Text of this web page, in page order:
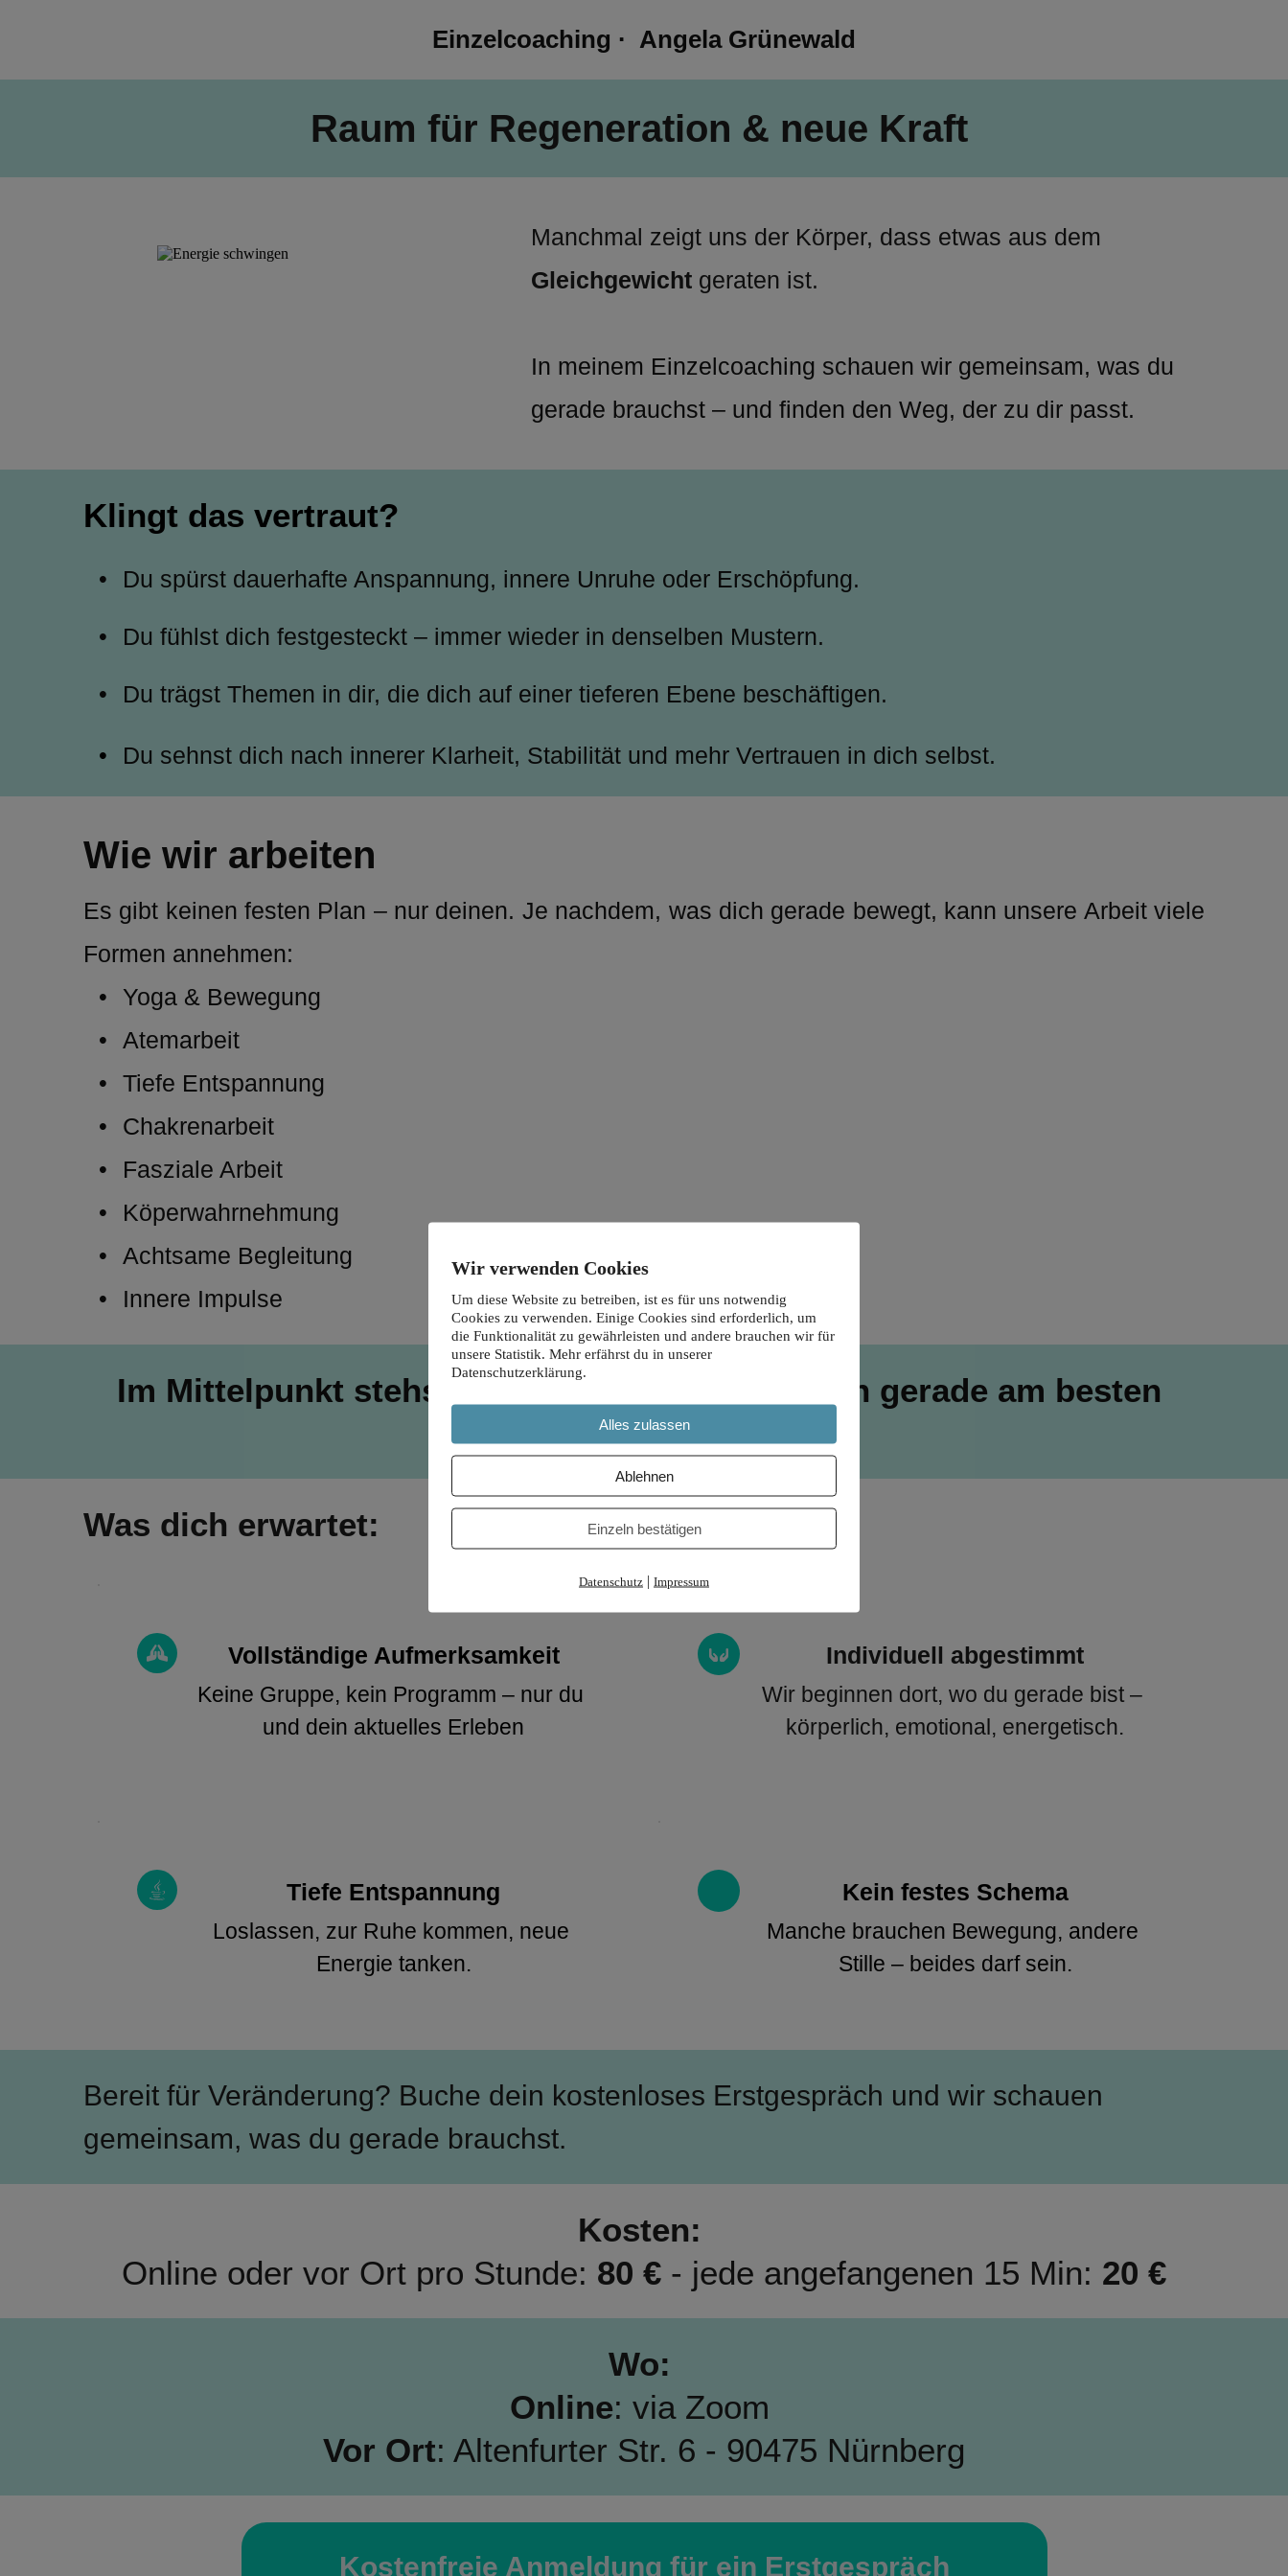
Einzelcoaching ·  Angela Grünewald
Raum für Regeneration & neue Kraft
Gleichgewicht geraten ist.
In meinem Einzelcoaching schauen wir gemeinsam, was du
gerade brauchst – und finden den Weg, der zu dir passt.
Klingt das vertraut?
Du spürst dauerhafte Anspannung, innere Unruhe oder Erschöpfung.
Du fühlst dich festgesteckt – immer wieder in denselben Mustern.
Du trägst Themen in dir, die dich auf einer tieferen Ebene beschäftigen.
Du sehnst dich nach innerer Klarheit, Stabilität und mehr Vertrauen in dich selbst.
Wie wir arbeiten
Es gibt keinen festen Plan – nur deinen. Je nachdem, was dich gerade bewegt, kann unsere Arbeit viele
Formen annehmen:
Yoga & Bewegung
Atemarbeit
Tiefe Entspannung
Chakrenarbeit
Fasziale Arbeit
Köperwahrnehmung
Achtsame Begleitung
Innere Impulse
Im Mittelpunkt stehst immer du & das, was dich gerade am besten
trägt.
Was dich erwartet:
Vollständige Aufmerksamkeit
Keine Gruppe, kein Programm – nur du
und dein aktuelles Erleben
Individuell abgestimmt
Wir beginnen dort, wo du gerade bist –
körperlich, emotional, energetisch.
Tiefe Entspannung
Loslassen, zur Ruhe kommen, neue
Energie tanken.
Kein festes Schema
Manche brauchen Bewegung, andere
Stille – beides darf sein.
Bereit für Veränderung? Buche dein kostenloses Erstgespräch und wir schauen
gemeinsam, was du gerade brauchst.
Kosten:
Online oder vor Ort pro Stunde: 80 € - jede angefangenen 15 Min: 20 €
Wo:
Online: via Zoom
Vor Ort: Altenfurter Str. 6 - 90475 Nürnberg
Kostenfreie Anmeldung für ein Erstgespräch
Wir verwenden Cookies
Um diese Website zu betreiben, ist es für uns notwendig
Cookies zu verwenden. Einige Cookies sind erforderlich, um
die Funktionalität zu gewährleisten und andere brauchen wir für
unsere Statistik. Mehr erfährst du in unserer
Datenschutzerklärung.
Alles zulassen
Ablehnen
Einzeln bestätigen
Datenschutz | Impressum